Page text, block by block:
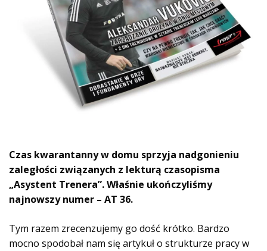
Czas kwarantanny w domu sprzyja nadgonieniu
zaległości związanych z lekturą czasopisma
„Asystent Trenera”. Właśnie ukończyliśmy
najnowszy numer – AT 36.
Tym razem zrecenzujemy go dość krótko. Bardzo
mocno spodobał nam się artykuł o strukturze pracy w